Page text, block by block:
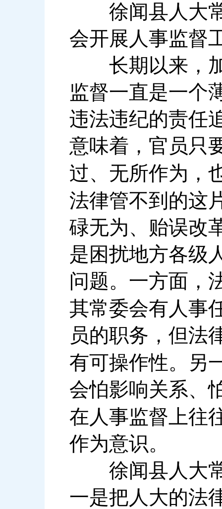
徐闻县人大常
会开展人事监督
长期以来，加
监督一直是一个
违法违纪的责任
意味着，官员只
过、无所作为，
法律管不到的这
碌无为、贻误改
是困扰地方各级
问题。一方面，
其常委会有人事
员的职务，但法
有可操作性。另
会怕影响关系、
在人事监督上往
作为意识。
徐闻县人大常
一是把人大的法